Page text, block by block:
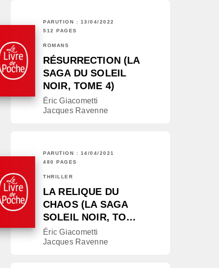
PARUTION : 13/04/2022
512 PAGES
ROMANS
RÉSURRECTION (LA
SAGA DU SOLEIL
NOIR, TOME 4)
Éric Giacometti
Jacques Ravenne
PARUTION : 14/04/2021
480 PAGES
THRILLER
LA RELIQUE DU
CHAOS (LA SAGA
SOLEIL NOIR, TO…
Éric Giacometti
Jacques Ravenne